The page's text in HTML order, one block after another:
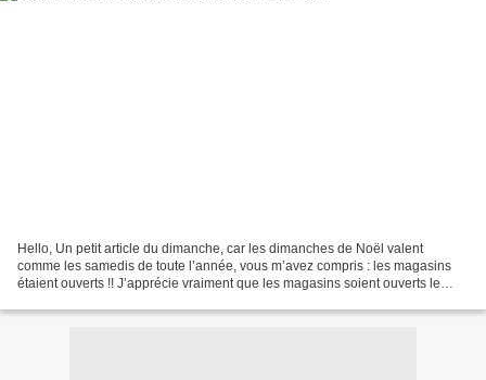
Hello, Un petit article du dimanche, car les dimanches de Noël valent
comme les samedis de toute l’année, vous m’avez compris : les magasins
étaient ouverts !! J’apprécie vraiment que les magasins soient ouverts le